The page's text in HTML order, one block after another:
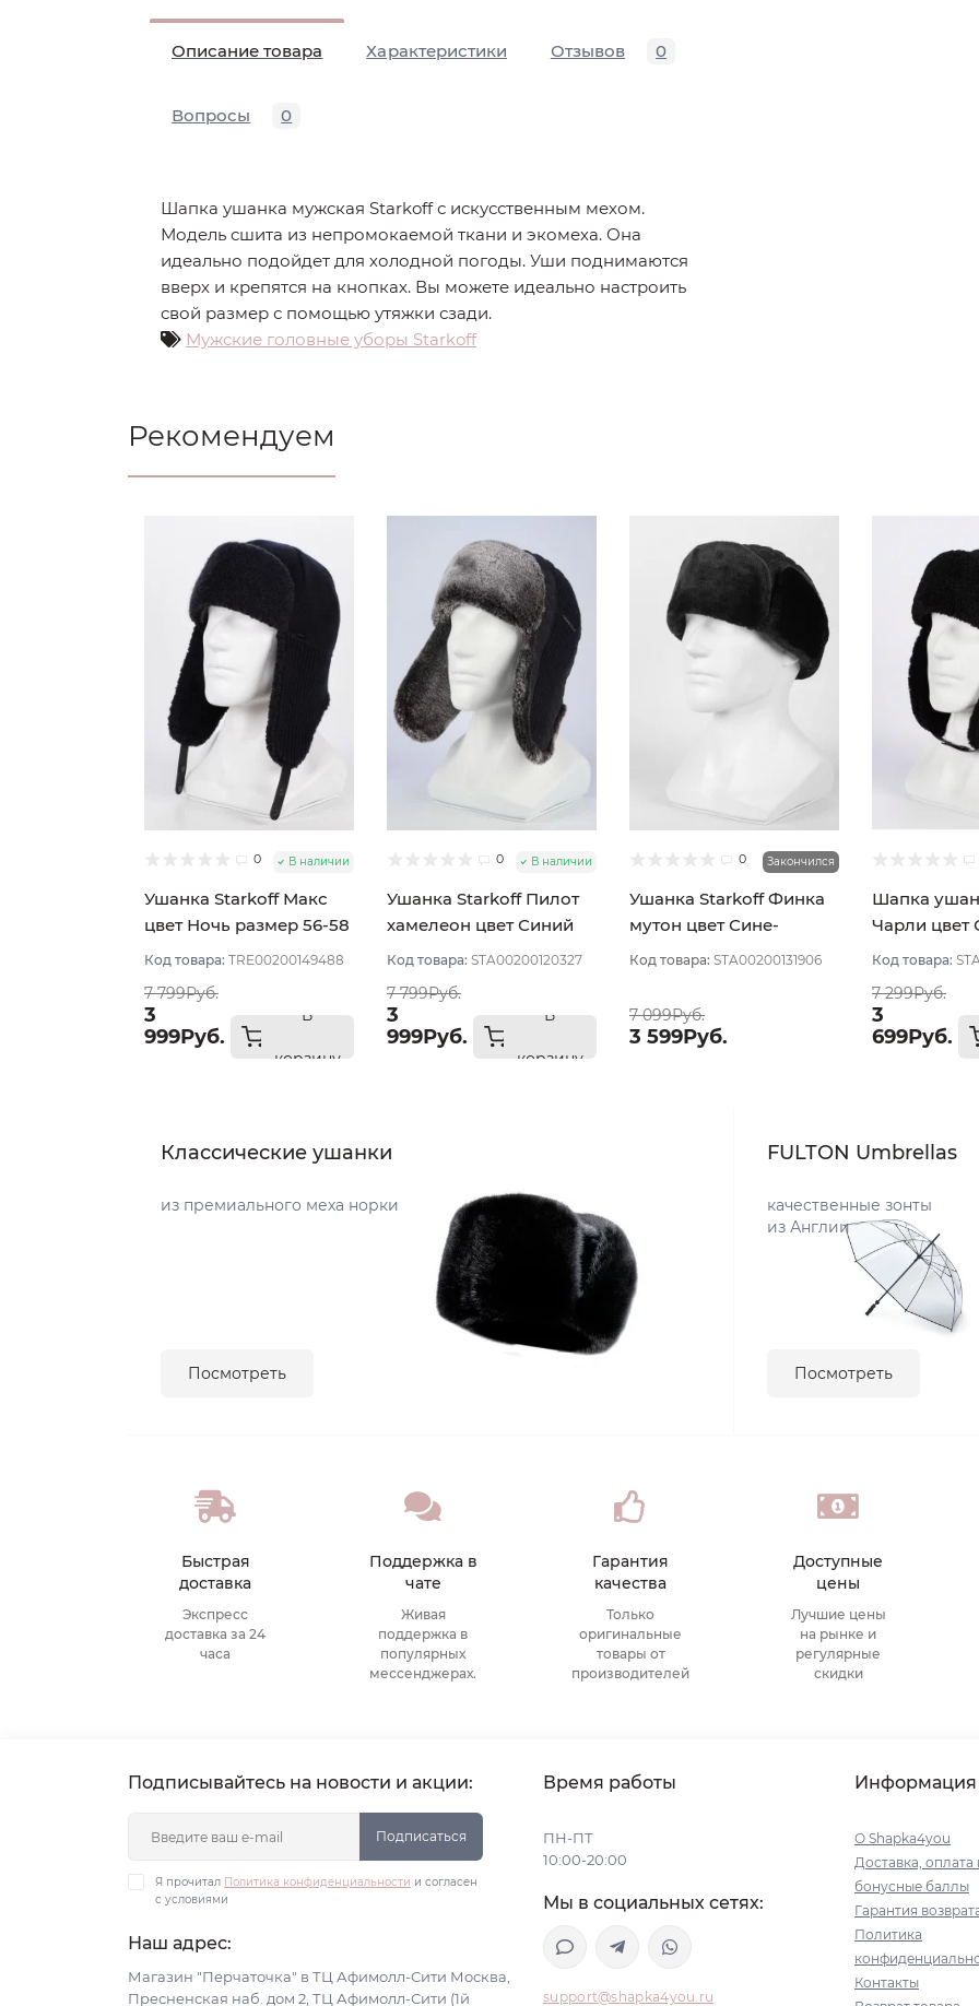
Описание товара Характеристики Отзывов 0
Вопросы 0
Шапка ушанка мужская Starkoff с искусственным мехом.
Модель сшита из непромокаемой ткани и экомеха. Она
идеально подойдет для холодной погоды. Уши поднимаются
вверх и крепятся на кнопках. Вы можете идеально настроить
свой размер с помощью утяжки сзади.
Мужские головные уборы Starkoff
Рекомендуем
0 В наличии
Ушанка Starkoff Макс
цвет Ночь размер 56-58
Код товара: TRE00200149488
7 799Руб.
3
999Руб.
В
корзину
0 В наличии
Ушанка Starkoff Пилот
хамелеон цвет Синий
размер 56
Код товара: STA00200120327
7 799Руб.
3
999Руб.
В
корзину
0 Закончился
Ушанка Starkoff Финка
мутон цвет Сине-
черный размер 56
Код товара: STA00200131906
7 099Руб.
3 599Руб.
Шапка
Чарли цвет
тёмный
Код товара:
7 299Руб.
3
699Руб.
Классические ушанки
из премиального меха норки
Посмотреть
FULTON Umbrellas
качественные зонты
из Англии
Посмотреть
Быстрая
доставка
Экспресс
доставка за 24
часа
Поддержка в
чате
Живая
поддержка в
популярных
мессенджерах.
Гарантия
качества
Только
оригинальные
товары от
производителей
Доступные
цены
Лучшие цены
на рынке и
регулярные
скидки
Подписывайтесь на новости и акции:
Подписаться
Я прочитал Политика конфиденциальности и согласен
с условиями
Наш адрес:
Магазин "Перчаточка" в ТЦ Афимолл-Сити Москва,
Пресненская наб. дом 2, ТЦ Афимолл-Сити (1й
Время работы
ПН-ПТ
10:00-20:00
Мы в социальных сетях:
support@shapka4you.ru
Информация
О Shapka4you
Доставка, оплата
бонусные баллы
Гарантия
Политика
Контакты